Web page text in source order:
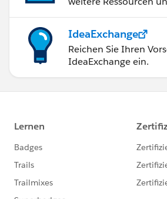
IdeaExchange
Reichen Sie Ihren
IdeaExchange ein.